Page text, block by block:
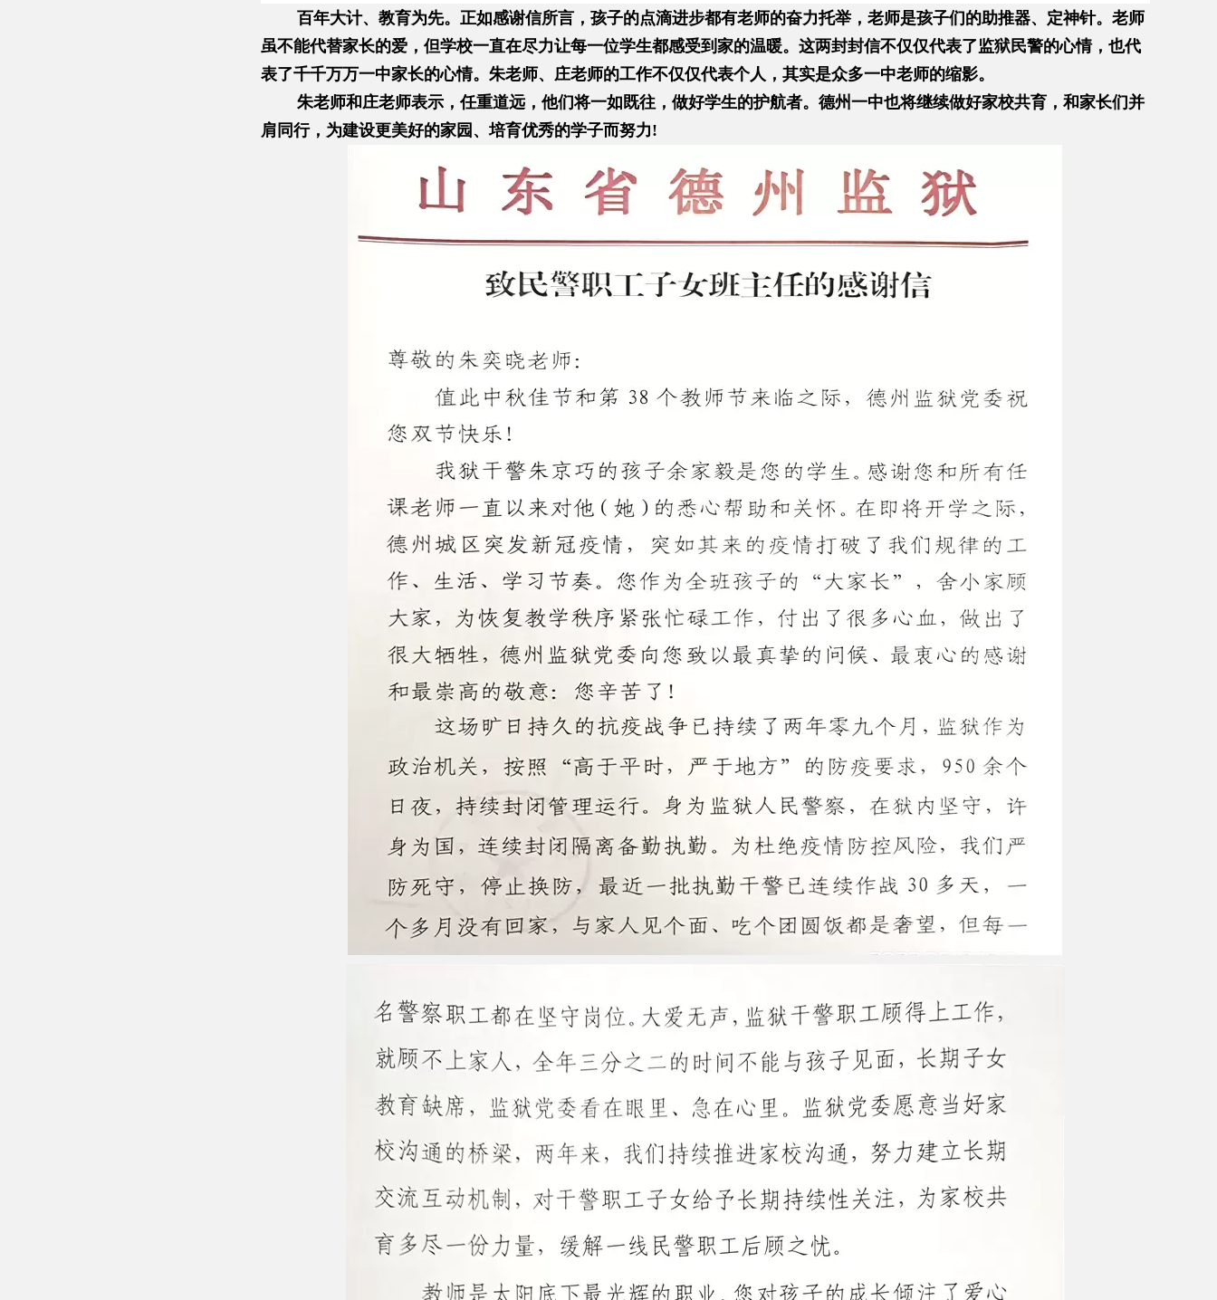
百年大计、教育为先。正如感谢信所言，孩子的点滴进步都有老师的奋力托举，老师是孩子们的助推器、定神针。老师
虽不能代替家长的爱，但学校一直在尽力让每一位学生都感受到家的温暖。这两封封信不仅仅代表了监狱民警的心情，也代
表了千千万万一中家长的心情。朱老师、庄老师的工作不仅仅代表个人，其实是众多一中老师的缩影。
朱老师和庄老师表示，任重道远，他们将一如既往，做好学生的护航者。德州一中也将继续做好家校共育，和家长们并
肩同行，为建设更美好的家园、培育优秀的学子而努力!